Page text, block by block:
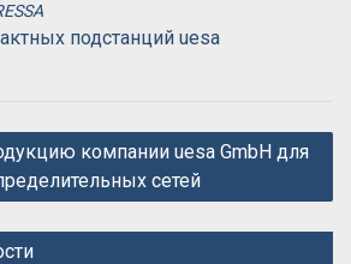
подстанций uesa
компании uesa GmbH для
сетей